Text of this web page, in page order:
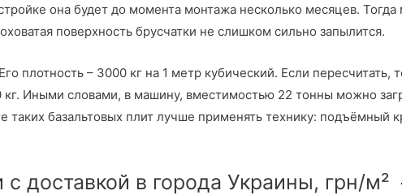
она будет до момента монтажа несколько месяцев.
поверхность брусчатки не слишком сильно запылится.
плотность – 3000 кг на 1 метр кубический. Если пересчитать,
Иными словами, в машину, вместимостью 22 тонны можно
таких базальтовых плит лучше применять технику: подъёмный
доставкой в города Украины, грн/м²